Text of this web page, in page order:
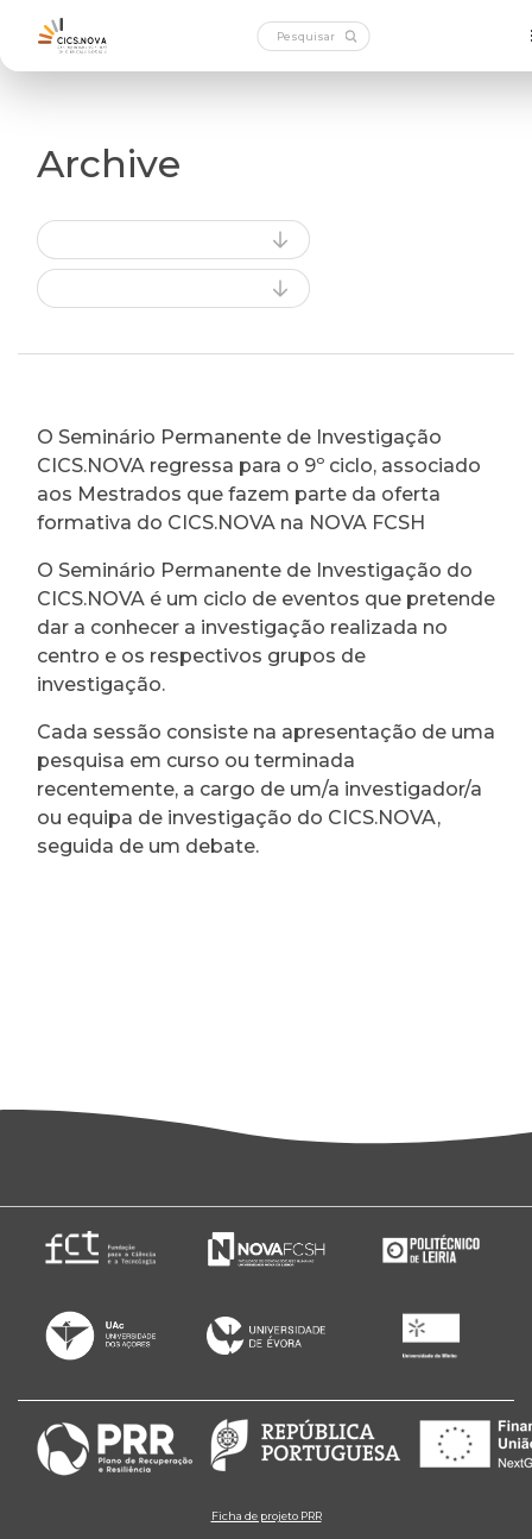
Archive
O Seminário Permanente de Investigação
CICS.NOVA regressa para o 9º ciclo, associado
aos Mestrados que fazem parte da oferta
formativa do CICS.NOVA na NOVA FCSH
O Seminário Permanente de Investigação do
CICS.NOVA é um ciclo de eventos que pretende
dar a conhecer a investigação realizada no
centro e os respectivos grupos de
investigação.
Cada sessão consiste na apresentação de uma
pesquisa em curso ou terminada
recentemente, a cargo de um/a investigador/a
ou equipa de investigação do CICS.NOVA,
seguida de um debate.
Ficha de projeto PRR